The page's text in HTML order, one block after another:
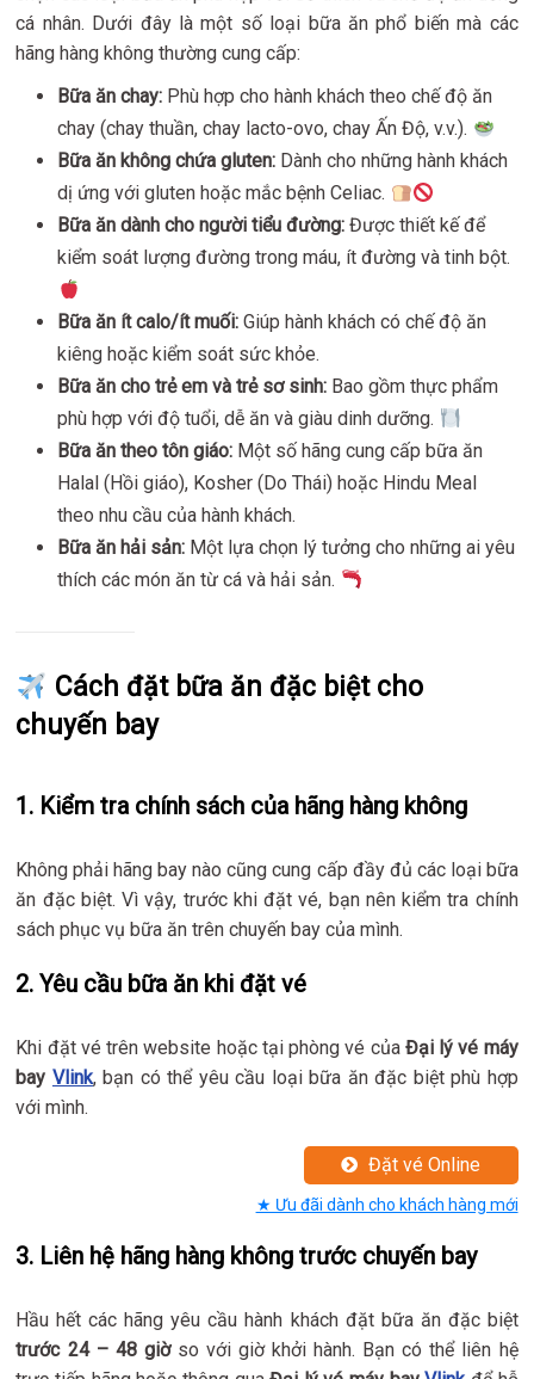
cá nhân. Dưới đây là một số loại bữa ăn phổ biến mà các
hãng hàng không thường cung cấp:
Bữa ăn chay: Phù hợp cho hành khách theo chế độ ăn
chay (chay thuần, chay lacto-ovo, chay Ấn Độ, v.v.).
Bữa ăn không chứa gluten: Dành cho những hành khách
dị ứng với gluten hoặc mắc bệnh Celiac.
Bữa ăn dành cho người tiểu đường: Được thiết kế để
kiểm soát lượng đường trong máu, ít đường và tinh bột.
Bữa ăn ít calo/ít muối: Giúp hành khách có chế độ ăn
kiêng hoặc kiểm soát sức khỏe.
Bữa ăn cho trẻ em và trẻ sơ sinh: Bao gồm thực phẩm
phù hợp với độ tuổi, dễ ăn và giàu dinh dưỡng.
Bữa ăn theo tôn giáo: Một số hãng cung cấp bữa ăn
Halal (Hồi giáo), Kosher (Do Thái) hoặc Hindu Meal
theo nhu cầu của hành khách.
Bữa ăn hải sản: Một lựa chọn lý tưởng cho những ai yêu
thích các món ăn từ cá và hải sản.
Cách đặt bữa ăn đặc biệt cho
chuyến bay
1. Kiểm tra chính sách của hãng hàng không
Không phải hãng bay nào cũng cung cấp đầy đủ các loại bữa
ăn đặc biệt. Vì vậy, trước khi đặt vé, bạn nên kiểm tra chính
sách phục vụ bữa ăn trên chuyến bay của mình.
2.Yêu cầu bữa ăn khi đặt vé
Khi đặt vé trên website hoặc tại phòng vé của Đại lý vé máy
bay Vlink, bạn có thể yêu cầu loại bữa ăn đặc biệt phù hợp
với mình.
Đặt vé Online
★ Ưu đãi dành cho khách hàng mới
3. Liên hệ hãng hàng không trước chuyến bay
Hầu hết các hãng yêu cầu hành khách đặt bữa ăn đặc biệt
trước 24 – 48 giờso với giờ khởi hành. Bạn có thể liên hệ